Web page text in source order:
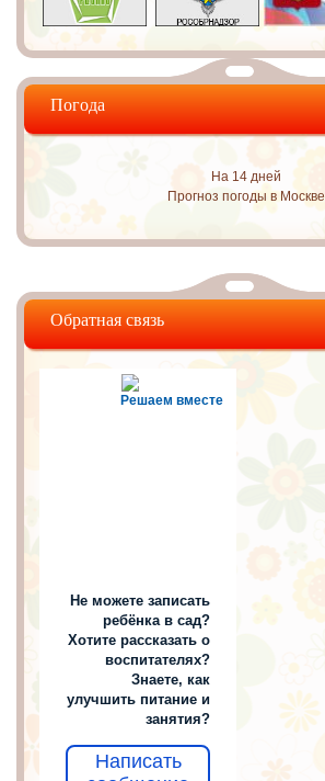
Погода
На 14 дней
Прогноз погоды в Москве
Обратная связь
Решаем вместе
Не можете записать
ребёнка в сад?
Хотите рассказать о
воспитателях?
Знаете, как
улучшить питание и
занятия?
Написать